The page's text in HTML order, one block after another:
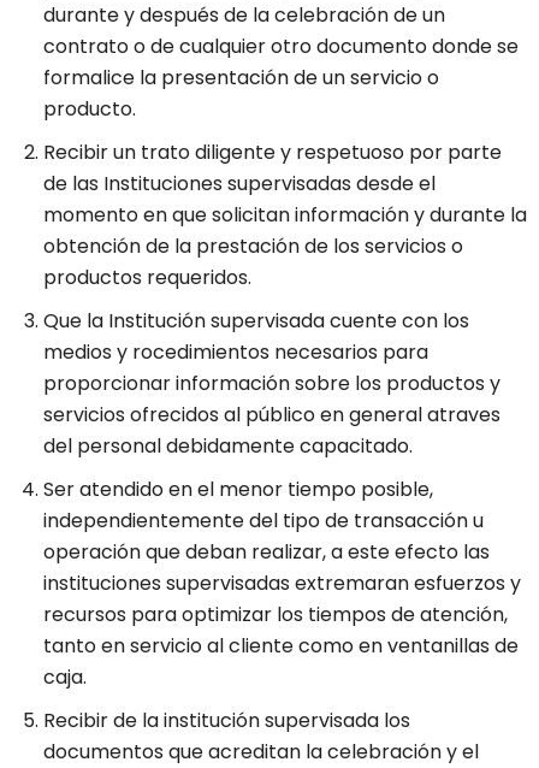
durante y después de la celebración de un
contrato o de cualquier otro documento donde se
formalice la presentación de un servicio o
producto.
Recibir un trato diligente y respetuoso por parte
de las Instituciones supervisadas desde el
momento en que solicitan información y durante la
obtención de la prestación de los servicios o
productos requeridos.
Que la Institución supervisada cuente con los
medios y rocedimientos necesarios para
proporcionar información sobre los productos y
servicios ofrecidos al público en general atraves
del personal debidamente capacitado.
Ser atendido en el menor tiempo posible,
independientemente del tipo de transacción u
operación que deban realizar, a este efecto las
instituciones supervisadas extremaran esfuerzos y
recursos para optimizar los tiempos de atención,
tanto en servicio al cliente como en ventanillas de
caja.
Recibir de la institución supervisada los
documentos que acreditan la celebración y el